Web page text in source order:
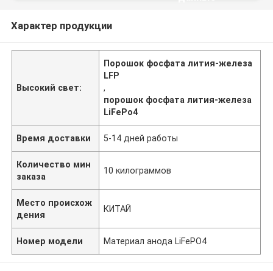
Характер продукции
Высокий свет:
Порошок фосфата лития-железа
LFP
,
порошок фосфата лития-железа
LiFePo4
Время доставки 5-14 дней работы
Количество мин
заказа
10 килограммов
Место происхож
дения
КИТАЙ
Номер модели Материал анода LiFePO4